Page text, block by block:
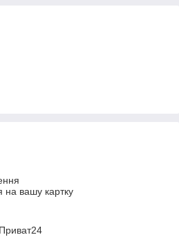
на вашу картку